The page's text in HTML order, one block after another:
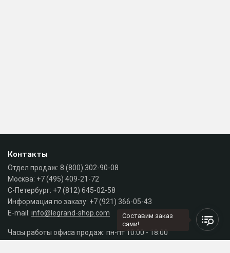
Контакты
Отдел продаж: 8 (800) 302-90-08
Москва: +7 (495) 409-21-72
С-Петербург: +7 (812) 645-02-58
Информация по заказу: +7 (921) 366-05-43
E-mail: info@legrand-shop.com
Часы работы офиса продаж: пн-пт 10:00 - 18:00
Составим заказ
сами!